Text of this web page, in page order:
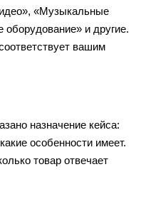
«Музыкальные
и другие.
вашим
назначение кейса:
особенности имеет.
товар отвечает